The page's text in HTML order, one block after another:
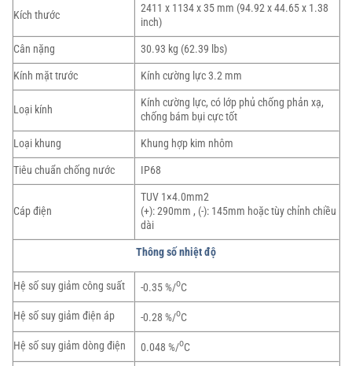
Kích thước
2411 x 1134 x 35 mm (94.92 x 44.65 x 1.38
inch)
Cân nặng
30.93 kg (62.39 lbs)
Kính mặt trước
Kính cường lực 3.2 mm
Loại kính
Kính cường lực, có lớp phủ chống phản xạ,
chống bám bụi cực tốt
Loại khung
Khung hợp kim nhôm
Tiêu chuẩn chống nước
IP68
Cáp điện
TUV 1×4.0mm2
(+): 290mm , (-): 145mm hoặc tùy chỉnh chiều
dài
Thông số nhiệt độ
Hệ số suy giảm công suất -0.35 %/oC
Hệ số suy giảm điện áp -0.28 %/oC
Hệ số suy giảm dòng điện 0.048 %/oC